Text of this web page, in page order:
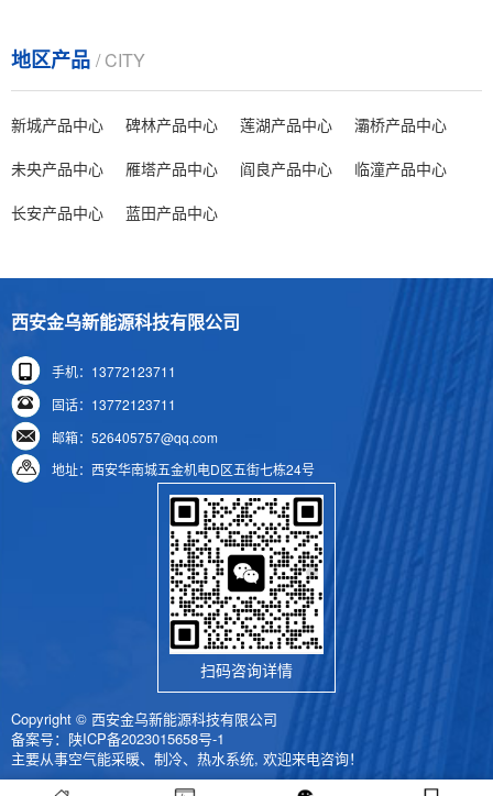
地区产品 / CITY
新城产品中心 碑林产品中心 莲湖产品中心
灞桥产品中心
未央产品中心
雁塔产品中心 阎良产品中心
临潼产品中心
长安产品中心
蓝田产品中心
西安金乌新能源科技有限公司
手机：13772123711
固话：13772123711
邮箱：526405757@qq.com
地址：西安华南城五金机电D区五街七栋24号
扫码咨询详情
Copyright © 西安金乌新能源科技有限公司
备案号： 陕ICP备2023015658号-1
主要从事空气能采暖、制冷、热水系统, 欢迎来电咨询！